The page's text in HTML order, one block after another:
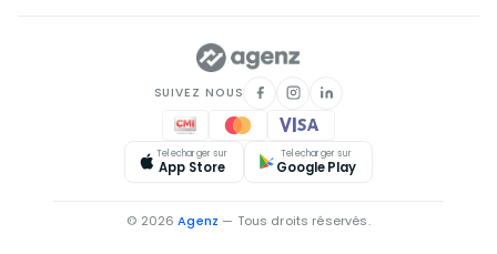
Villas à vendre à Fahs-Anjra
Villas à vendre à Safi
Villas à vendre à El Hajeb
Villas à vendre à Béni Mellal
SUIVEZ NOUS
Telecharger sur
App Store
Telecharger sur
Google Play
© 2026Agenz — Tous droits réservés.